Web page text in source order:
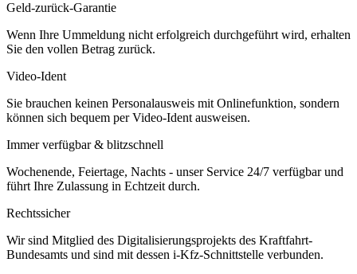
Geld-zurück-Garantie
Wenn Ihre Ummeldung nicht erfolgreich durchgeführt wird, erhalten
Sie den vollen Betrag zurück.
Video-Ident
Sie brauchen keinen Personalausweis mit Onlinefunktion, sondern
können sich bequem per Video-Ident ausweisen.
Immer verfügbar & blitzschnell
Wochenende, Feiertage, Nachts - unser Service 24/7 verfügbar und
führt Ihre Zulassung in Echtzeit durch.
Rechtssicher
Wir sind Mitglied des Digitalisierungsprojekts des Kraftfahrt-
Bundesamts und sind mit dessen i-Kfz-Schnittstelle verbunden.